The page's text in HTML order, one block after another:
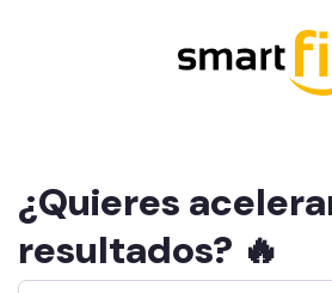
¿Quieres
resultados? 🔥